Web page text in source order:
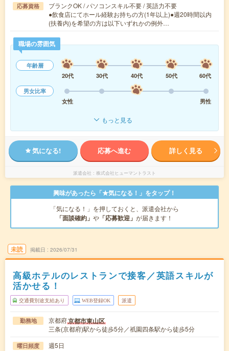
応募資格
ブランクOK / パソコンスキル不要 / 英語力不要
●飲食店にてホール経験お持ちの方(1年以上)●週20時間以内
(扶養内)を希望の方は以下いずれかの例外…
職場の雰囲気
年齢層
20代
30代 40代 50代
60代
男女比率
女性
男性
もっと見る
気になる! 応募へ進む 詳しく見る
派遣会社 株式会社ヒューマントラスト
興味があったら「★気になる！」をタップ！
「気になる！」を押しておくと、派遣会社から
「面談確約」 や 「応募歓迎」 が届きます！
未読 掲載日 2026/07/31
高級ホテルのレストランで接客／英語スキルが
活かせる！
交通費別途支給あり WEB登録OK 派遣
勤務地 京都府京都市東山区
三条(京都府)駅から徒歩5分／祇園四条駅から徒歩5分
曜日頻度 週5日